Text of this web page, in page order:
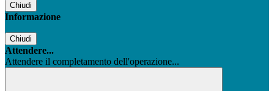
Chiudi
Informazione
Chiudi
Attendere...
Attendere il completamento dell'operazione...